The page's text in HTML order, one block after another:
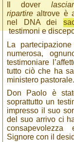
Il dover
ripartire altrove è
nel DNA dei
testimoni e
La
numerosa,
testimoniare
tutto ciò che ha
ministero pastorale.
Don Paolo è
soprattutto un
impresso il suo
del suo arrivo ci
consapevolezza
Signore con il